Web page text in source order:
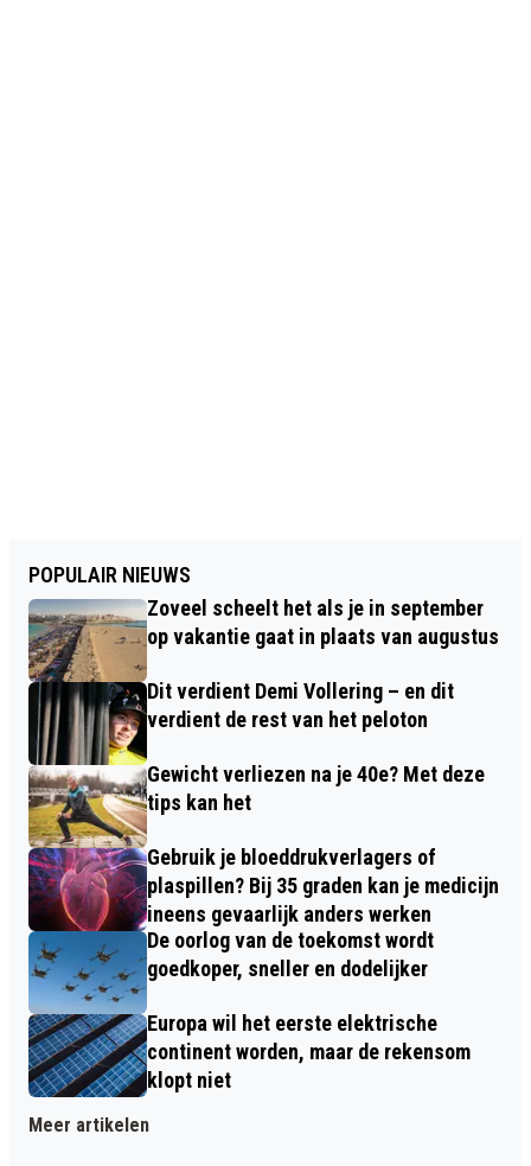
POPULAIR NIEUWS
Zoveel scheelt het als je in september
op vakantie gaat in plaats van augustus
Dit verdient Demi Vollering – en dit
verdient de rest van het peloton
Gewicht verliezen na je 40e? Met deze
tips kan het
Gebruik je bloeddrukverlagers of
plaspillen? Bij 35 graden kan je medicijn
ineens gevaarlijk anders werken
De oorlog van de toekomst wordt
goedkoper, sneller en dodelijker
Europa wil het eerste elektrische
continent worden, maar de rekensom
klopt niet
Meer artikelen